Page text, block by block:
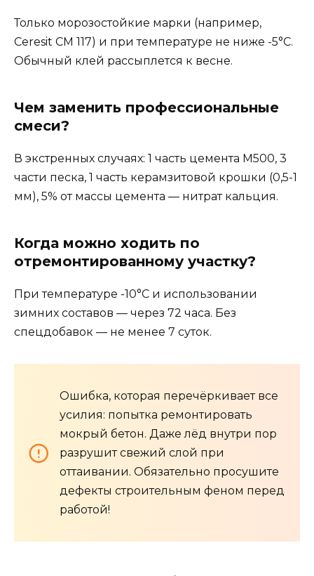
Только морозостойкие марки (например,
Ceresit CM 117) и при температуре не ниже -5°C.
Обычный клей рассыплется к весне.
Чем заменить профессиональные
смеси?
В экстренных случаях: 1 часть цемента М500, 3
части песка, 1 часть керамзитовой крошки (0,5-1
мм), 5% от массы цемента — нитрат кальция.
Когда можно ходить по
отремонтированному участку?
При температуре -10°C и использовании
зимних составов — через 72 часа. Без
спецдобавок — не менее 7 суток.
Ошибка, которая перечёркивает все
усилия: попытка ремонтировать
мокрый бетон. Даже лёд внутри пор
разрушит свежий слой при
оттаивании. Обязательно просушите
дефекты строительным феном перед
работой!